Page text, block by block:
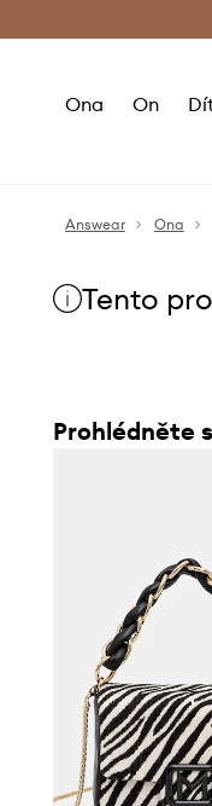
Ona On
Answear Ona
Tento
Prohlédněte